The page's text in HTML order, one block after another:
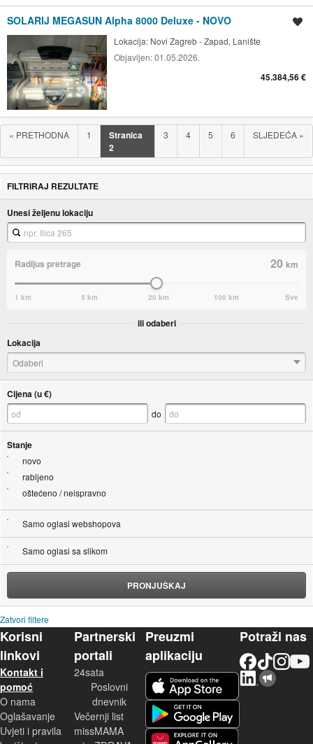
SOLARIJ MEGASUN Alpha 8000 Deluxe - NOVO
Lokacija: Novi Zagreb - Zapad, Lanište
Objavljen:01.05.2026.
45.384,56 €
« PRETHODNA 1
Stranica
2
3 4 5 6 SLJEDEĆA »
FILTRIRAJ REZULTATE
Unesi željenu lokaciju
Radijus pretrage 20km
1 km 5 km 20 km 100 km Sve
ili odaberi
Lokacija
Odaberi
Cijena (u €)
do
Stanje
novo
rabljeno
oštećeno / neispravno
Samo oglasi webshopova
Samo oglasi sa slikom
PRONJUŠKAJ
Zatvori filtere
Korisni
linkovi
Kontakt i
pomoć
O nama
Oglašavanje
Uvjeti i pravila
Partnerski
portali
24sata
Poslovni
dnevnik
Večernji list
missMAMA
Preuzmi
aplikaciju
Potraži nas